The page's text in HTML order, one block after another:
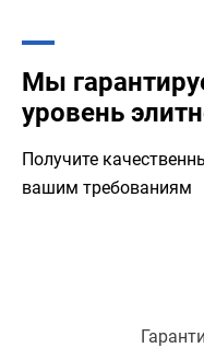
Мы
уровень
Получите
вашим требованиям